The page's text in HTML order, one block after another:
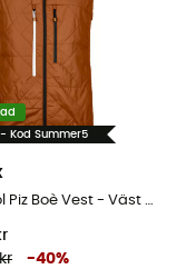
Kod Summer5
-40%